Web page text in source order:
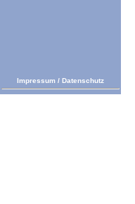
Impressum / Datenschutz